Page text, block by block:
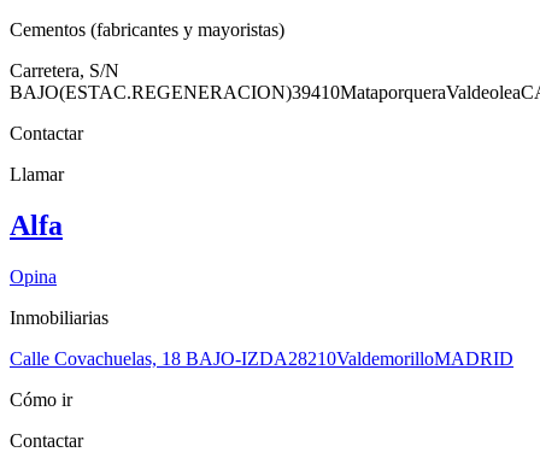
Cementos (fabricantes y mayoristas)
Carretera, S/N
BAJO(ESTAC.REGENERACION)39410MataporqueraValdeolea
Contactar
Llamar
Alfa
Opina
Inmobiliarias
Calle Covachuelas, 18 BAJO-IZDA28210ValdemorilloMADRID
Cómo ir
Contactar